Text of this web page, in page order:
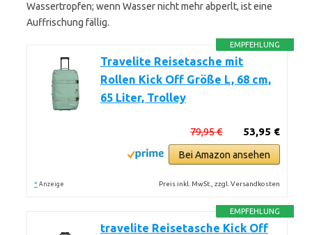
Wassertropfen; wenn Wasser nicht mehr abperlt, ist eine
Auffrischung fällig.
EMPFEHLUNG
Travelite Reisetasche mit
Rollen Kick Off Größe L, 68 cm,
65 Liter, Trolley
53,95 €
79,95 €
Bei Amazon ansehen
* Anzeige Preis inkl. MwSt., zzgl. Versandkosten
EMPFEHLUNG
travelite Reisetasche Kick Off